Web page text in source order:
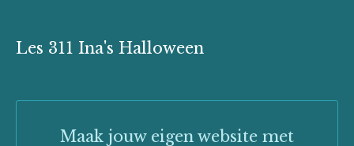
Les 311 Ina's Halloween
Maak jouw eigen website met